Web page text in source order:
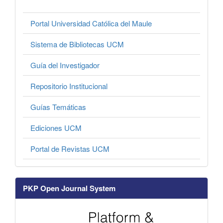
Portal Universidad Católica del Maule
Sistema de Bibliotecas UCM
Guía del Investigador
Repositorio Institucional
Guías Temáticas
Ediciones UCM
Portal de Revistas UCM
PKP Open Journal System